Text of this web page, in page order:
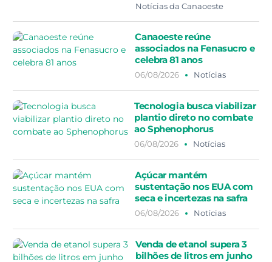
Notícias da Canaoeste
Canaoeste reúne
associados na Fenasucro e
celebra 81 anos
06/08/2026 Notícias
Tecnologia busca viabilizar
plantio direto no combate
ao Sphenophorus
06/08/2026 Notícias
Açúcar mantém
sustentação nos EUA com
seca e incertezas na safra
06/08/2026 Notícias
Venda de etanol supera 3
bilhões de litros em junho